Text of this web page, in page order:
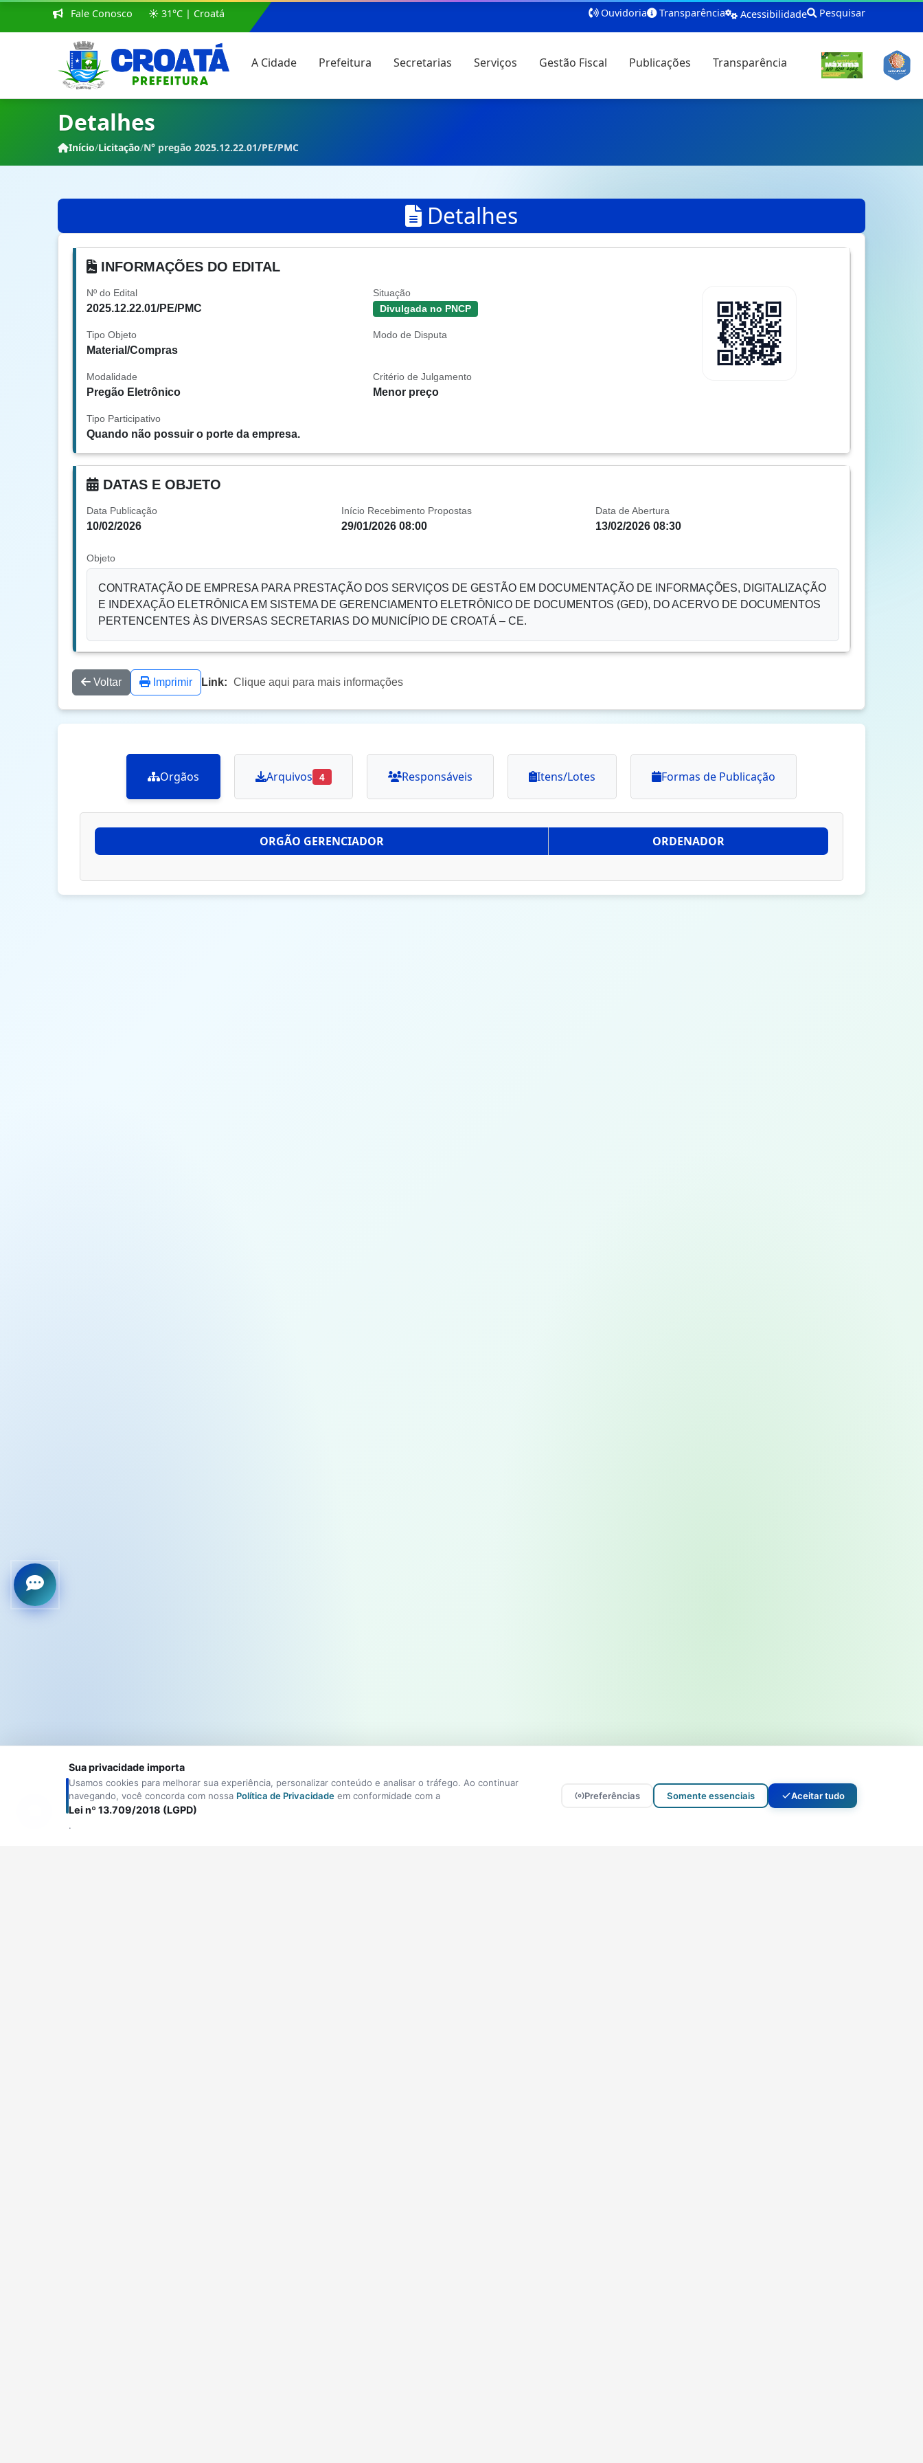
Ouvidoria Transparência Acessibilidade Pesquisar
Fale Conosco ☀️ 31°C | Croatá
A Cidade Prefeitura Secretarias Serviços Gestão Fiscal Publicações Transparência
Detalhes
Início/Licitação/N° pregão 2025.12.22.01/PE/PMC
Detalhes
INFORMAÇÕES DO EDITAL
Nº do Edital
2025.12.22.01/PE/PMC
Situação
Divulgada no PNCP
Tipo Objeto
Material/Compras
Modo de Disputa
Modalidade
Pregão Eletrônico
Critério de Julgamento
Menor preço
Tipo Participativo
Quando não possuir o porte da empresa.
DATAS E OBJETO
Data Publicação
10/02/2026
Início Recebimento Propostas
29/01/2026 08:00
Data de Abertura
13/02/2026 08:30
Objeto
CONTRATAÇÃO DE EMPRESA PARA PRESTAÇÃO DOS SERVIÇOS DE GESTÃO EM DOCUMENTAÇÃO DE INFORMAÇÕES, DIGITALIZAÇÃO
E INDEXAÇÃO ELETRÔNICA EM SISTEMA DE GERENCIAMENTO ELETRÔNICO DE DOCUMENTOS (GED), DO ACERVO DE DOCUMENTOS
PERTENCENTES ÀS DIVERSAS SECRETARIAS DO MUNICÍPIO DE CROATÁ – CE.
Voltar Imprimir Link: Clique aqui para mais informações
Orgãos Arquivos 4 Responsáveis Itens/Lotes Formas de Publicação
ORGÃO GERENCIADOR ORDENADOR
Sua privacidade importa
Usamos cookies para melhorar sua experiência, personalizar conteúdo e analisar o tráfego. Ao continuar
navegando, você concorda com nossa Política de Privacidade em conformidade com a
Lei nº 13.709/2018 (LGPD)
.
Preferências Somente essenciais Aceitar tudo